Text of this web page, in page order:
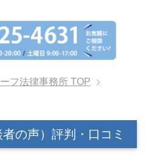
フ法律事務所 TOP
の声）評判・口コミ